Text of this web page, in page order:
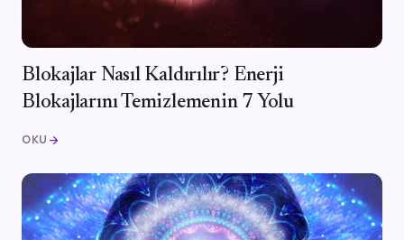
Blokajlar Nasıl Kaldırılır? Enerji
Blokajlarını Temizlemenin 7 Yolu
OKU arrow_forward